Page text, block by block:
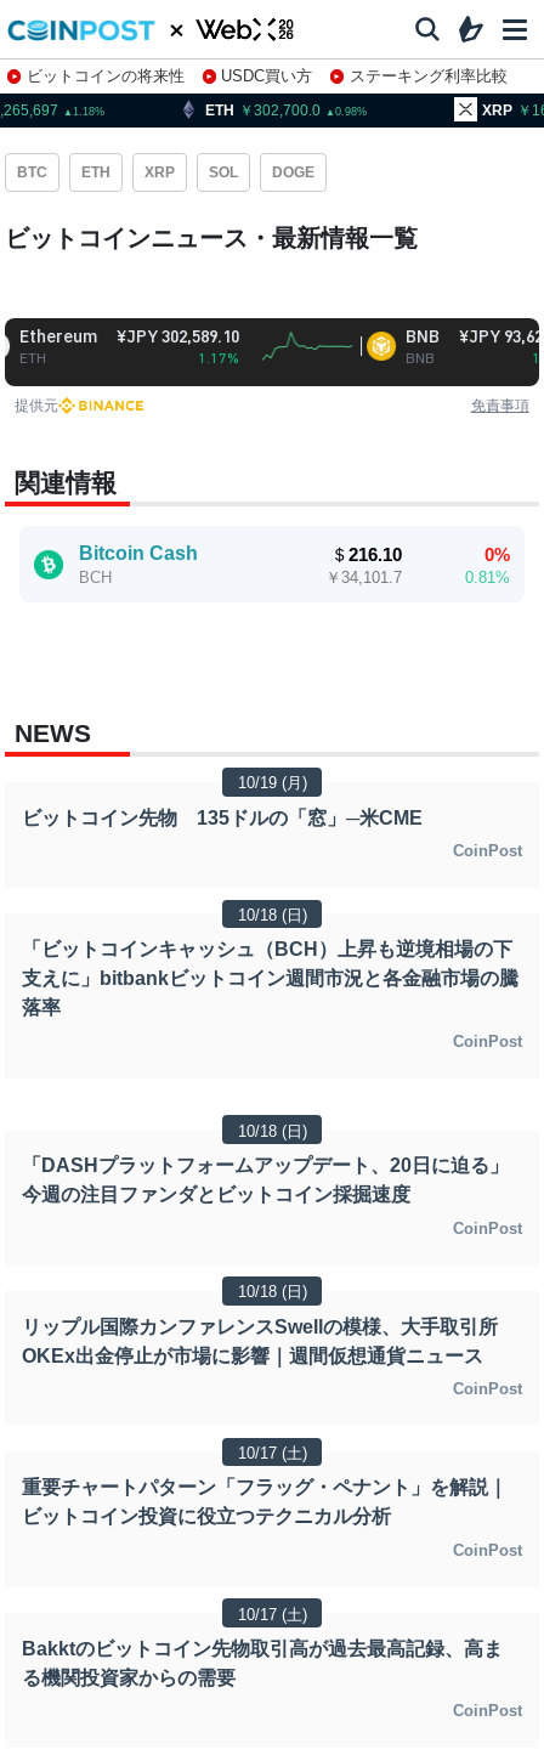
ビットコインの将来性 USDC買い方
ステーキング利率比較
株特集・関連銘柄
1.18 ETH 302,700.0 0.98 XRP
BTC ETH XRP SOL DOGE
ビットコインニュース・最新情報一覧
¥JPY 302,589.10
1.17%
BNB
BNB
¥JPY 93,623.87
1.14%
提供元 免責事項
関連情報
Bitcoin Cash
BCH
＄216.10
￥ 34,101.7
0%
0.81%
NEWS
10/19 (月)
ビットコイン先物 135ドルの「窓」─米CME
CoinPost
10/18 (日)
「ビットコインキャッシュ（BCH）上昇も逆境相場の下
支えに」bitbankビットコイン週間市況と各金融市場の騰
落率
CoinPost
10/18 (日)
「DASHプラットフォームアップデート、20日に迫る」
今週の注目ファンダとビットコイン採掘速度
CoinPost
10/18 (日)
リップル国際カンファレンスSwellの模様、大手取引所
OKEx出金停止が市場に影響｜週間仮想通貨ニュース
CoinPost
10/17 (土)
重要チャートパターン「フラッグ・ペナント」を解説｜
ビットコイン投資に役立つテクニカル分析
CoinPost
10/17 (土)
Bakktのビットコイン先物取引高が過去最高記録、高ま
る機関投資家からの需要
CoinPost